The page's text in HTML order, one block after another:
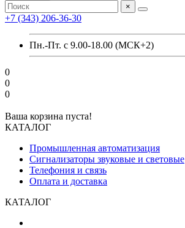
×
+7 (343) 206-36-30
Пн.-Пт. с 9.00-18.00 (МСК+2)
0
0
0
Ваша корзина пуста!
КАТАЛОГ
Промышленная автоматизация
Сигнализаторы звуковые и световые
Телефония и связь
Оплата и доставка
КАТАЛОГ